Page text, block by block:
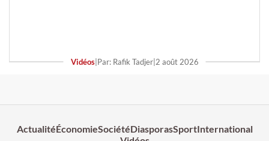
Vidéos| Par: Rafik Tadjer| 2 août 2026
ActualitéÉconomieSociétéDiasporasSportInternational